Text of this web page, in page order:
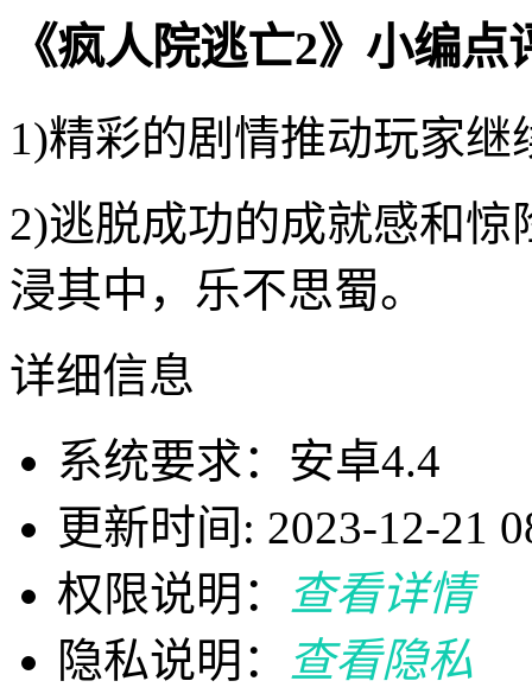
《疯人院逃亡2》小编点
1)精彩的剧情推动玩家
2)逃脱成功的成就感和
浸其中，乐不思蜀。
详细信息
系统要求：安卓4.4
更新时间: 2023-12-21
权限说明：
查看详情
隐私说明：
查看隐私